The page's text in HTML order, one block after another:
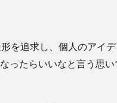
を追求し、個人のアイ
ったらいいなと言う思い